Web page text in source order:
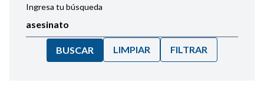
Ingresa tu búsqueda
BUSCAR LIMPIAR FILTRAR